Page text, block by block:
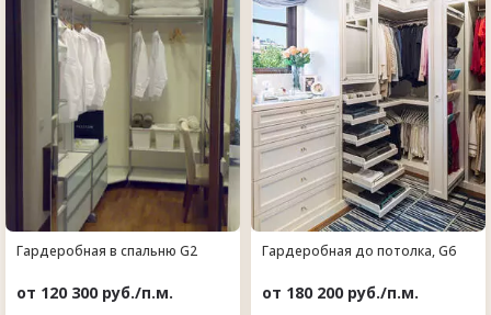
Гардеробная в спальню G2
от 120 300 руб./п.м.
Гардеробная до потолка, G6
от 180 200 руб./п.м.